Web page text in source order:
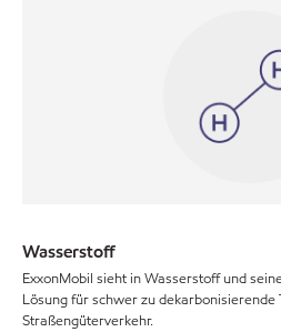
Wasserstoff
ExxonMobil sieht in Wasserstoff und
Lösung für schwer zu
Straßengüterverkehr.